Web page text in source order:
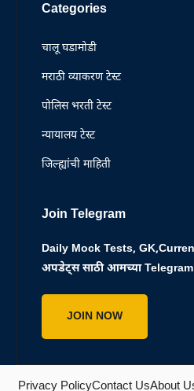
Categories
चालू घडामोडी
मराठी व्याकरण टेस्ट
पोलिस भरती टेस्ट
न्यायालय टेस्ट
जिल्ह्यांची माहिती
Join Telegram
Daily Mock Tests,
अपडेट्स साठी आमच्या
JOIN NOW
Privacy PolicyContact UsAbout